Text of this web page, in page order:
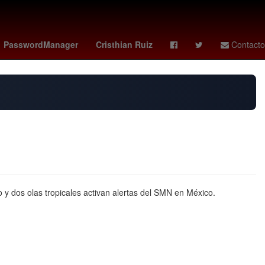
PasswordManager Cristhian Ruiz Contacto
bloqueos carreteras hoy manuel capasso
dos olas tropicales activan alertas del SMN en México.